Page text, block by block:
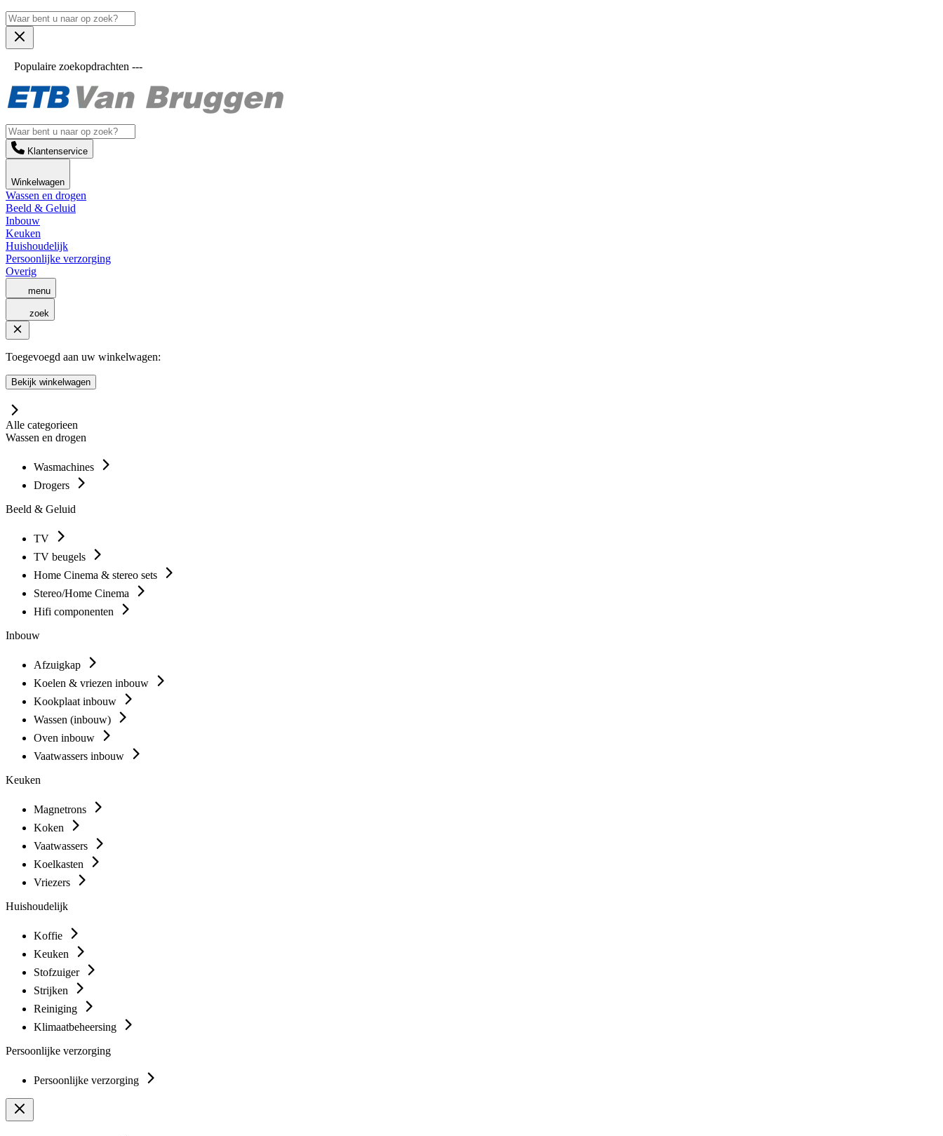
Populaire zoekopdrachten ---
Klantenservice
Winkelwagen
Wassen en drogen
Beeld & Geluid
Inbouw
Keuken
Huishoudelijk
Persoonlijke verzorging
Overig
menu
zoek
Toegevoegd aan uw winkelwagen:
Bekijk winkelwagen
Alle categorieen
Wassen en drogen
Wasmachines
Drogers
Beeld & Geluid
TV
TV beugels
Home Cinema & stereo sets
Stereo/Home Cinema
Hifi componenten
Inbouw
Afzuigkap
Koelen & vriezen inbouw
Kookplaat inbouw
Wassen (inbouw)
Oven inbouw
Vaatwassers inbouw
Keuken
Magnetrons
Koken
Vaatwassers
Koelkasten
Vriezers
Huishoudelijk
Koffie
Keuken
Stofzuiger
Strijken
Reiniging
Klimaatbeheersing
Persoonlijke verzorging
Persoonlijke verzorging